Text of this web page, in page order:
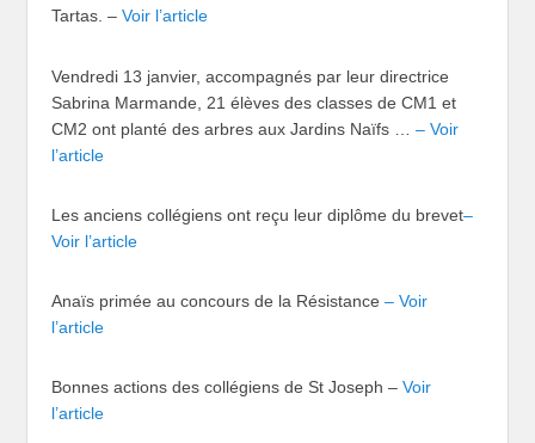
Tartas. –Voir l’article
Vendredi 13 janvier, accompagnés par leur directrice
Sabrina Marmande, 21 élèves des classes de CM1 et
CM2 ont planté des arbres aux Jardins Naïfs …– Voir
l’article
Les anciens collégiens ont reçu leur diplôme du brevet–
Voir l’article
Anaïs primée au concours de la Résistance – Voir
l’article
Bonnes actions des collégiens de St Joseph –Voir
l’article